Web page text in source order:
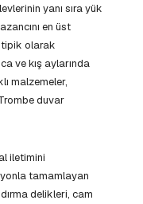
yanı sıra yük
en üst
tipik olarak
ve kış aylarında
malzemeler,
duvar
iletimini
tamamlayan
delikleri, cam